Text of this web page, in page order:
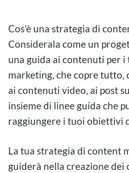
Cos'è una strategia di
Considerala come un
una guida ai contenuti per
marketing, che copre tutto,
ai contenuti video, ai post
insieme di linee guida che
raggiungere i tuoi obiettivi
La tua strategia di content
guiderà nella creazione